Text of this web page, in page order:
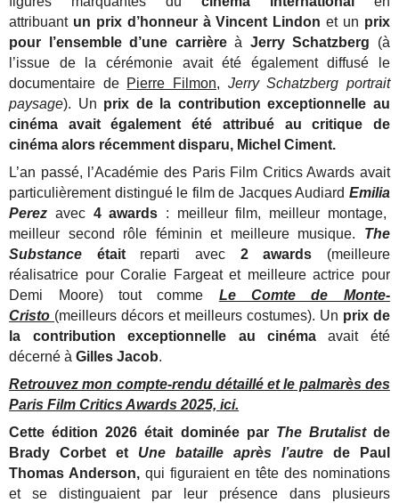
attribuant un prix d’honneur à Vincent Lindon et un prix
pour l’ensemble d’une carrièreà Jerry Schatzberg (à
l’issue de la cérémonie avait été également diffusé le
documentaire de Pierre Filmon, Jerry Schatzberg portrait
paysage). Un prix de la contribution exceptionnelle au
cinéma avait également été attribué au critique de
cinéma alors récemment disparu, Michel Ciment.
L’an passé, l’Académie des Paris Film Critics Awards avait
particulièrement distingué le film de Jacques Audiard Emilia
Perez avec 4 awards : meilleur film, meilleur montage,
meilleur second rôle féminin et meilleure musique. The
Substance étaitreparti avec 2 awards (meilleure
réalisatrice pour Coralie Fargeat et meilleure actrice pour
Demi Moore) tout comme Le Comte de Monte-
Cristo (meilleurs décors et meilleurs costumes). Un prix de
la contribution exceptionnelle au cinémaavait été
décerné àGilles Jacob.
Retrouvez mon compte-rendu détaillé et le palmarès des
Paris Film Critics Awards 2025, ici.
Cette édition 2026 était dominée par The Brutalist de
Brady Corbet et Une bataille après l’autrede Paul
Thomas Anderson,qui figuraient en tête des nominations
et se distinguaient par leur présence dans plusieurs